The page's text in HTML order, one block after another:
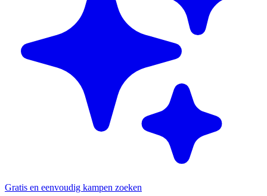
Gratis en eenvoudig kampen zoeken